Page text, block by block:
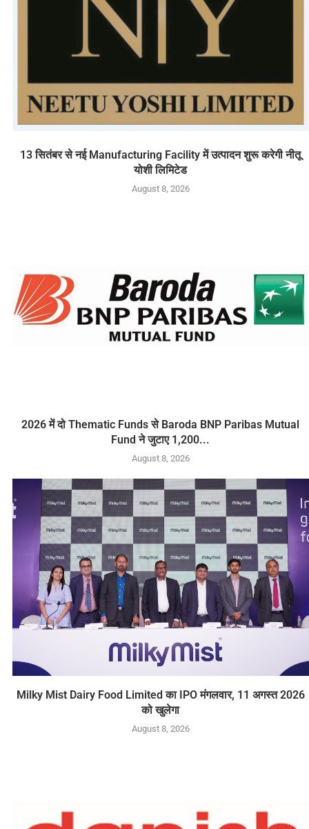
13 सितंबर से नई Manufacturing Facility में उत्पादन शुरू करेगी नीतू
योशी लिमिटेड
August 8, 2026
2026 में दो Thematic Funds से Baroda BNP Paribas Mutual
Fund ने जुटाए 1,200...
August 8, 2026
Milky Mist Dairy Food Limited का IPO मंगलवार, 11 अगस्त 2026
को खुलेगा
August 8, 2026